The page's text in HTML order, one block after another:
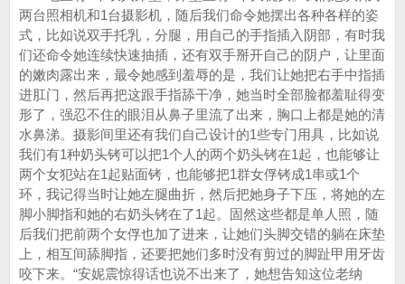
两台照相机和1台摄影机，随后我们命令她摆出各种各样的姿
式，比如说双手托乳，分腿，用自己的手指插入阴部，有时我
们还命令她连续快速抽插，还有双手掰开自己的阴户，让里面
的嫩肉露出来，最令她感到羞辱的是，我们让她把右手中指插
进肛门，然后再把这跟手指舔干净，她当时全部脸都羞耻得变
形了，强忍不住的眼泪从鼻子里流了出来，胸口上都是她的清
水鼻涕。摄影间里还有我们自己设计的1些专门用具，比如说
我们有1种奶头铐可以把1个人的两个奶头铐在1起，也能够让
两个女犯站在1起贴面铐，也能够把1群女俘铐成1串或1个
环，我记得当时让她左腿曲折，然后把她身子下压，将她的左
脚小脚指和她的右奶头铐在了1起。固然这些都是单人照，随
后我们把前两个女俘也加了进来，让她们头脚交错的躺在床垫
上，相互间舔脚指，还要把她们多时没有剪过的脚趾甲用牙齿
咬下来。“安妮震惊得话也说不出来了，她想告知这位老纳